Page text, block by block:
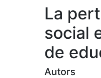
La
social
de
Autors